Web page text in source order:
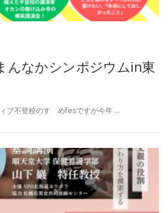
んなかシンポジウムin東
ブ不登校のすゝめfesですが今年 …